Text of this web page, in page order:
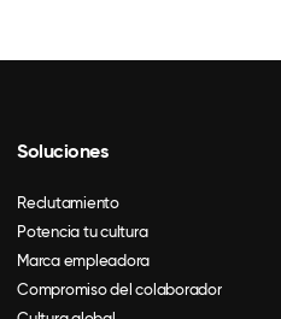
Soluciones
Reclutamiento
Potencia tu cultura
Marca empleadora
Compromiso del colaborador